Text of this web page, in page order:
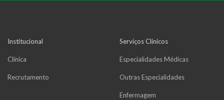
Institucional
Clínica
Recrutamento
Serviços Clínicos
Especialidades Médicas
Outras Especialidades
Enfermagem